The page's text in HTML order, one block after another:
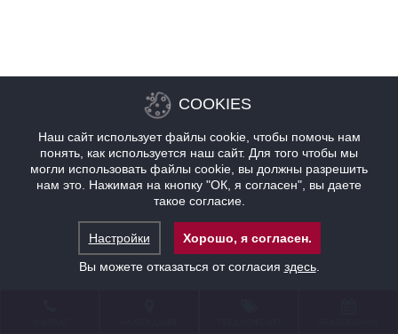
COOKIES
Наш сайт использует файлы cookie, чтобы помочь нам
понять, как используется наш сайт. Для того чтобы мы
могли использовать файлы cookie, вы должны разрешить
нам это. Нажимая на кнопку "ОК, я согласен", вы даете
такое согласие.
Настройки
Хорошо, я согласен.
Вы можете отказаться от согласия здесь.